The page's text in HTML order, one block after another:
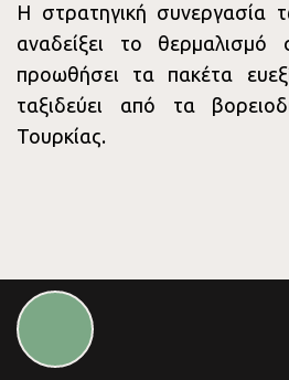
Η στρατηγική
αναδείξει το
προωθήσει τα πακέτα
ταξιδεύει από τα
Τουρκίας.